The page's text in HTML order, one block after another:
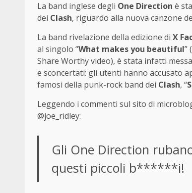
La band inglese degli One Direction è
dei Clash, riguardo alla nuova canzone
La band rivelazione della edizione di X
al singolo “What makes you beautiful”
Share Worthy video), è stata infatti
e sconcertati: gli utenti hanno accusato
famosi della punk-rock band dei Clash, “
Leggendo i commenti sul sito di
@joe_ridley:
Gli One Direction
questi piccoli b******i!